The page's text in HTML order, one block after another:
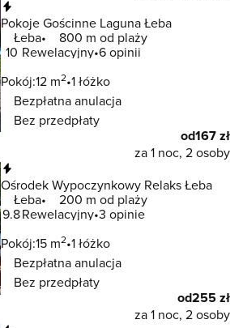
Pokoje Gościnne Laguna Łeba
Łeba
800 m od plaży
10 Rewelacyjny 6 opinii
Pokój:12 m2 1 łóżko
Bezpłatna anulacja
Bez przedpłaty
od167 zł
za 1 noc, 2 osoby
Ośrodek Wypoczynkowy Relaks Łeba
Łeba
200 m od plaży
9.8Rewelacyjny 3 opinie
Pokój:15 m2 1 łóżko
Bezpłatna anulacja
Bez przedpłaty
od255 zł
za 1 noc, 2 osoby